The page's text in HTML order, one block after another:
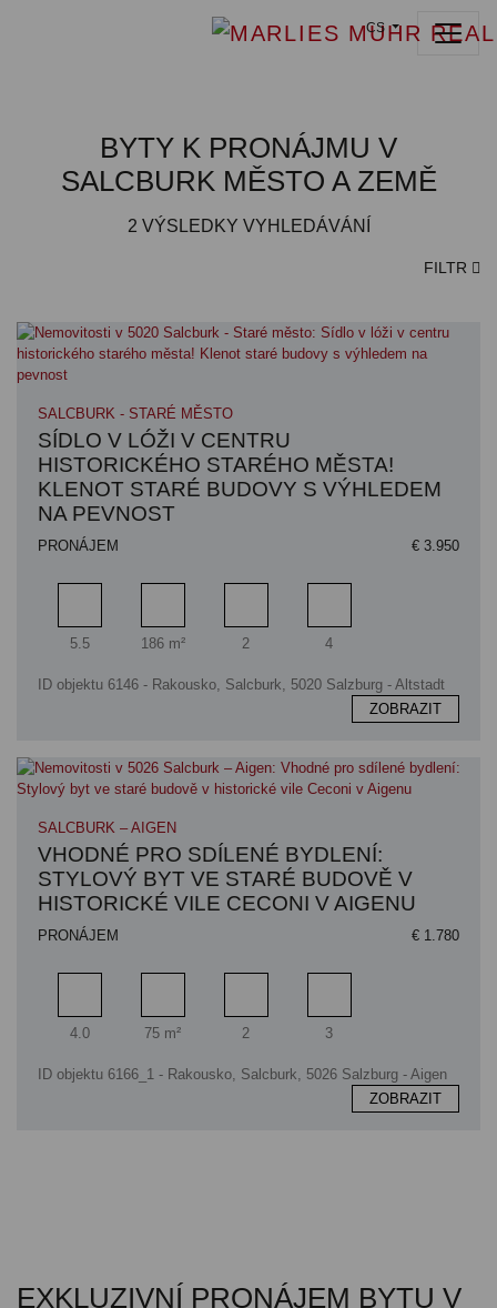
CS
BYTY K PRONÁJMU V
SALCBURK MĚSTO A ZEMĚ
2 VÝSLEDKY VYHLEDÁVÁNÍ
FILTR
SALCBURK - STARÉ MĚSTO
SÍDLO V LÓŽI V CENTRU
HISTORICKÉHO STARÉHO MĚSTA!
KLENOT STARÉ BUDOVY S VÝHLEDEM
NA PEVNOST
PRONÁJEM € 3.950
Pokoj
5.5
Obytný prostor
186 m²
Koupelna
2
Ložnice
4
ID objektu 6146 - Rakousko, Salcburk, 5020 Salzburg - Altstadt
ZOBRAZIT
SALCBURK – AIGEN
VHODNÉ PRO SDÍLENÉ BYDLENÍ:
STYLOVÝ BYT VE STARÉ BUDOVĚ V
HISTORICKÉ VILE CECONI V AIGENU
PRONÁJEM € 1.780
Pokoj
4.0
Obytný prostor
75 m²
Koupelna
2
Ložnice
3
ID objektu 6166_1 - Rakousko, Salcburk, 5026 Salzburg - Aigen
ZOBRAZIT
EXKLUZIVNÍ PRONÁJEM BYTU V